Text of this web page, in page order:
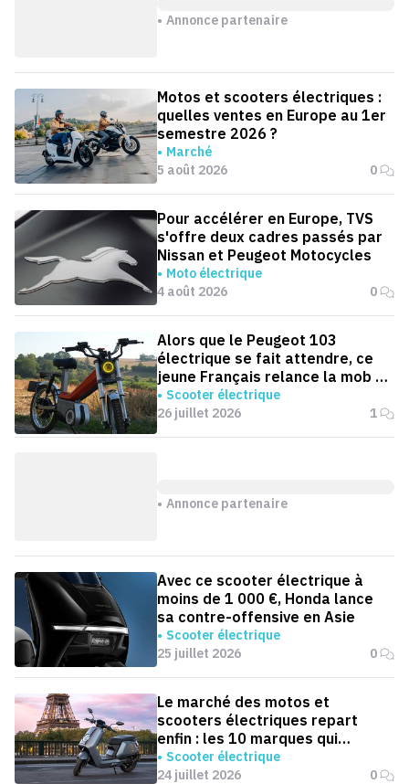
Annonce partenaire
Motos et scooters électriques :
quelles ventes en Europe au 1er
semestre 2026 ?
Marché
5 août 2026
0
Pour accélérer en Europe, TVS
s'offre deux cadres passés par
Nissan et Peugeot Motocycles
Moto électrique
4 août 2026
0
Alors que le Peugeot 103
électrique se fait attendre, ce
jeune Français relance la mob en
version électrique
Scooter électrique
26 juillet 2026
1
Annonce partenaire
Avec ce scooter électrique à
moins de 1 000 €, Honda lance
sa contre-offensive en Asie
Scooter électrique
25 juillet 2026
0
Le marché des motos et
scooters électriques repart
enfin : les 10 marques qui
dominent la France
Scooter électrique
24 juillet 2026
0